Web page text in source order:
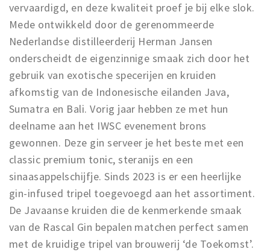
vervaardigd, en deze kwaliteit proef je bij elke slok.
Mede ontwikkeld door de gerenommeerde
Nederlandse distilleerderij Herman Jansen
onderscheidt de eigenzinnige smaak zich door het
gebruik van exotische specerijen en kruiden
afkomstig van de Indonesische eilanden Java,
Sumatra en Bali. Vorig jaar hebben ze met hun
deelname aan het IWSC evenement brons
gewonnen. Deze gin serveer je het beste met een
classic premium tonic, steranijs en een
sinaasappelschijfje. Sinds 2023 is er een heerlijke
gin-infused tripel toegevoegd aan het assortiment.
De Javaanse kruiden die de kenmerkende smaak
van de Rascal Gin bepalen matchen perfect samen
met de kruidige tripel van brouwerij ‘de Toekomst’.